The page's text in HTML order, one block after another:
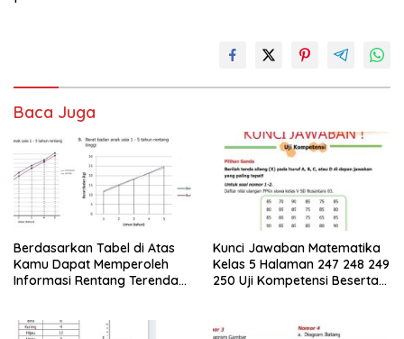
Baca Juga
Berdasarkan Tabel di Atas
Kamu Dapat Memperoleh
Informasi Rentang Terendah
Kunci Jawaban Matematika
Kelas 5 Halaman 247 248 249
250 Uji Kompetensi Beserta